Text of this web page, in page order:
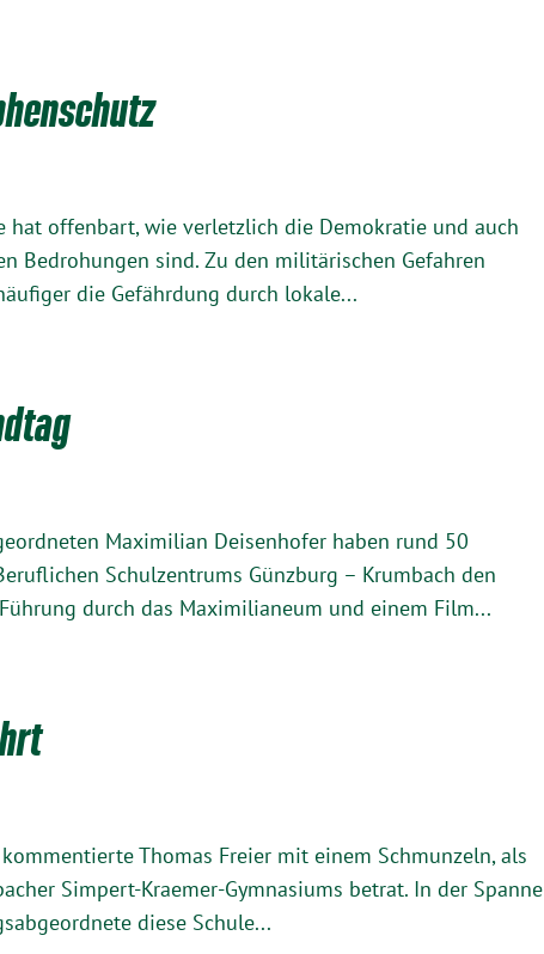
hat offenbart, wie verletzlich die Demokratie und auch
Bedrohungen sind. Zu den militärischen Gefahren
die Gefährdung durch lokale...
Maximilian Deisenhofer haben rund 50
Schulzentrums Günzburg – Krumbach den
durch das Maximilianeum und einem Film...
Thomas Freier mit einem Schmunzeln, als
Simpert-Kraemer-Gymnasiums betrat. In der Spanne
diese Schule...